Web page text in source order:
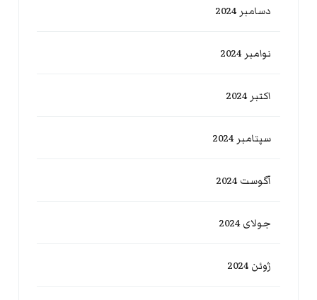
دسامبر 2024
نوامبر 2024
اکتبر 2024
سپتامبر 2024
آگوست 2024
جولای 2024
ژوئن 2024